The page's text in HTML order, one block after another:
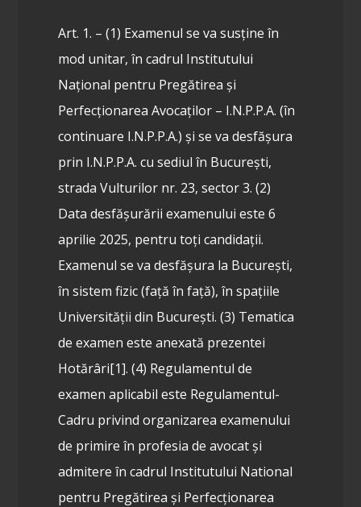
Art. 1. – (1) Examenul se va susține în
mod unitar, în cadrul Institutului
Național pentru Pregătirea și
Perfecționarea Avocaților – I.N.P.P.A. (în
continuare I.N.P.P.A.) și se va desfășura
prin I.N.P.P.A. cu sediul în București,
strada Vulturilor nr. 23, sector 3. (2)
Data desfășurării examenului este 6
aprilie 2025, pentru toți candidații.
Examenul se va desfășura la București,
în sistem fizic (față în față), în spațiile
Universității din București. (3) Tematica
de examen este anexată prezentei
Hotărâri[1]. (4) Regulamentul de
examen aplicabil este Regulamentul-
Cadru privind organizarea examenului
de primire în profesia de avocat și
admitere în cadrul Institutului National
pentru Pregătirea și Perfecționarea